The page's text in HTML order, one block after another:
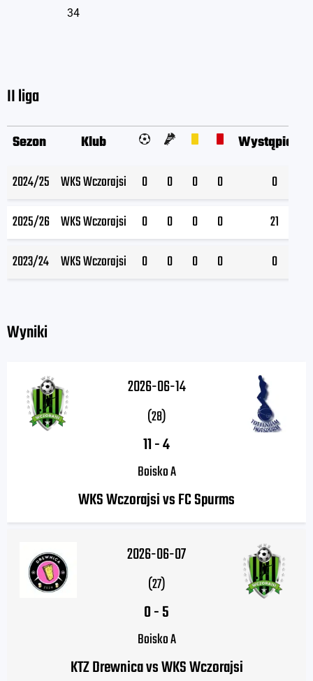
34
II liga
Sezon Klub
Wystąpienia
2024/25 WKS Wczorajsi 0 0 0 0
0
2025/26 WKS Wczorajsi 0 0 0 0
21
2023/24 WKS Wczorajsi 0 0 0 0 0
Wyniki
2026-06-14
(28)
11-4
Boisko A
WKS Wczorajsi vs FC Spurms
2026-06-07
(27)
0-5
Boisko A
KTZ Drewnica vs WKS Wczorajsi